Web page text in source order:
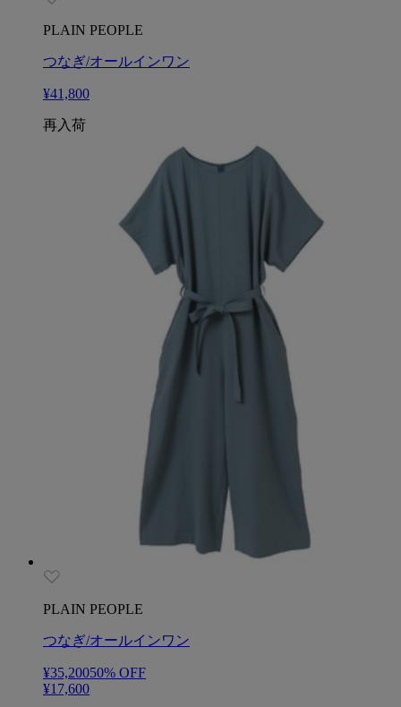
PLAIN PEOPLE
つなぎ/オールインワン
¥41,800
再入荷
PLAIN PEOPLE
つなぎ/オールインワン
¥35,20050% OFF
¥17,600